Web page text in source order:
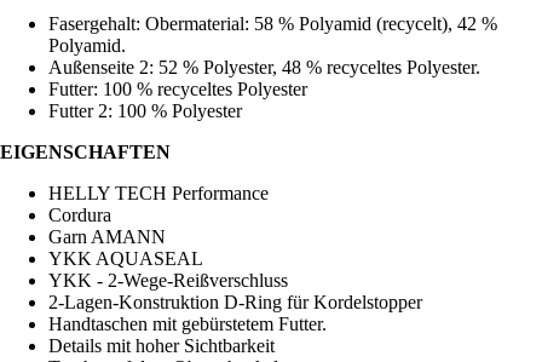
Fasergehalt: Obermaterial: 58 % Polyamid (recycelt), 42 %
Polyamid.
Außenseite 2: 52 % Polyester, 48 % recyceltes Polyester.
Futter: 100 % recyceltes Polyester
Futter 2: 100 % Polyester
EIGENSCHAFTEN
HELLY TECH Performance
Cordura
Garn AMANN
YKK AQUASEAL
YKK - 2-Wege-Reißverschluss
2-Lagen-Konstruktion D-Ring für Kordelstopper
Handtaschen mit gebürstetem Futter.
Details mit hoher Sichtbarkeit